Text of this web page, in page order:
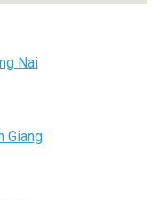
Nai
Giang